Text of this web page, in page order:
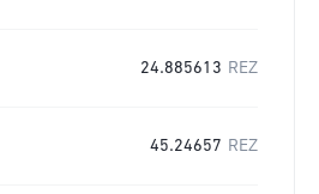
24.885613 REZ
45.24657 REZ